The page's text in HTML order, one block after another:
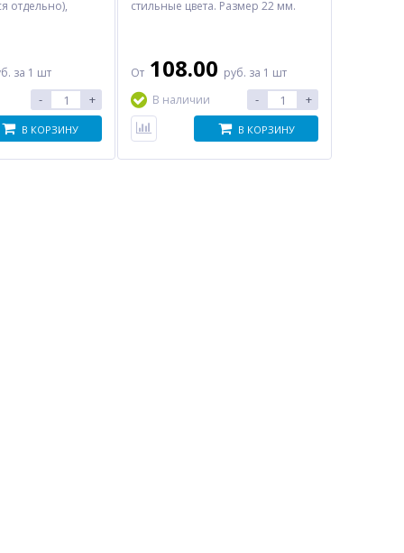
Серия Forerunner 265s
1 470.00
отдельно),
за 1 шт
- +
В КОРЗИНУ
стильные цвета. Размер 22 мм.
От 108.00 руб. за 1 шт
В наличии
- +
В КОРЗИНУ